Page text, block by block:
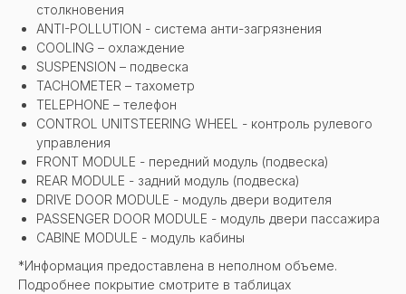
столкновения
ANTI-POLLUTION - система анти-загрязнения
COOLING – охлаждение
SUSPENSION – подвеска
TACHOMETER – тахометр
TELEPHONE – телефон
CONTROL UNITSTEERING WHEEL - контроль рулевого
управления
FRONT MODULE - передний модуль (подвеска)
REAR MODULE - задний модуль (подвеска)
DRIVE DOOR MODULE - модуль двери водителя
PASSENGER DOOR MODULE - модуль двери пассажира
CABINE MODULE - модуль кабины
*Информация предоставлена в неполном объеме.
Подробнее покрытие смотрите в таблицах